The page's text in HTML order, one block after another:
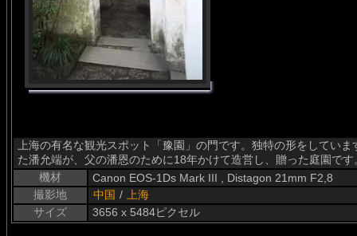
上海の有名な観光スポット「豫園」の門です。独特の形をしてい
た潘允端が、父の潘恩のために18年かけて造営し、贈った庭園です
機材
Canon EOS-1Ds Mark III , Distagon 21mm F2,8
撮影地
中国 /
上海
サイズ
3656 x 5484ピクセル